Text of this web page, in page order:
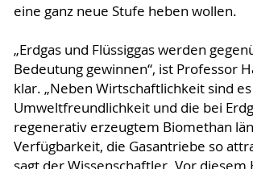
eine ganz neue Stufe heben wollen.
„Erdgas und Flüssiggas werden
Bedeutung gewinnen“, ist Professor
klar. „Neben Wirtschaftlichkeit sind es
Umweltfreundlichkeit und die bei
regenerativ erzeugtem Biomethan
Verfügbarkeit, die Gasantriebe so
sagt der Wissenschaftler. Vor